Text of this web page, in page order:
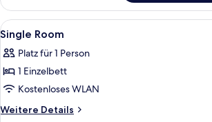
Twin
Room
Alle
Fotos
für
Single
Room
anzeigen
3
Single Room
Platz für 1 Person
1 Einzelbett
Kostenloses WLAN
Weitere Details
Weitere